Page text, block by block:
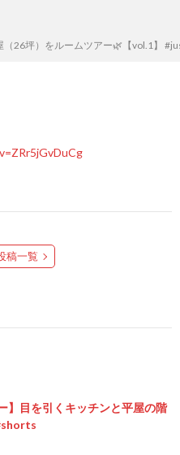
（26坪）をルームツアー🌿【vol.1】
稿一覧
】目を引くキッチンと平屋の階